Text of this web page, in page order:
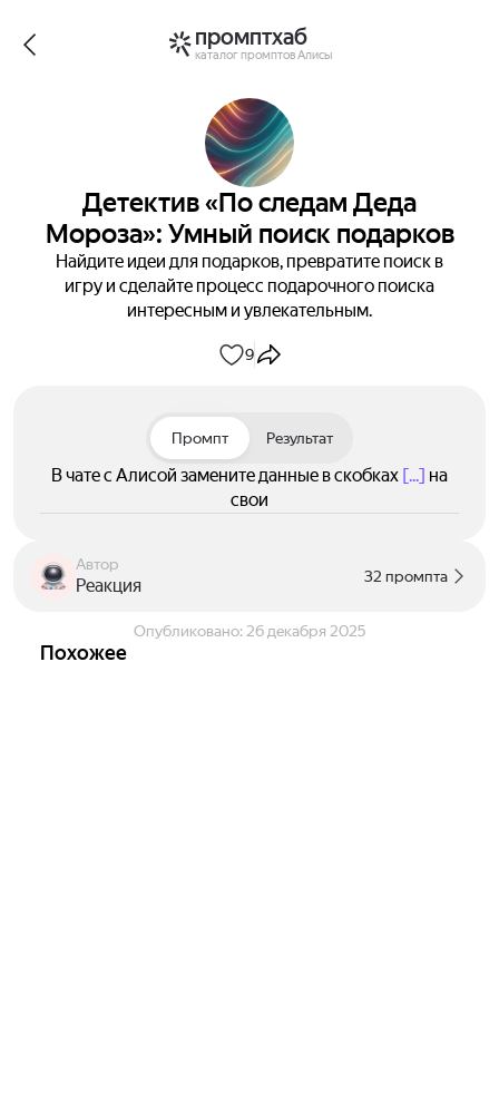
промптхаб
каталог промптов Алисы
Детектив «По следам Деда
Мороза»: Умный поиск подарков
Найдите идеи для подарков, превратите поиск в
игру и сделайте процесс подарочного поиска
интересным и увлекательным.
9
Промпт Результат
В чате с Алисой замените данные в скобках [...] на
свои
Автор
Реакция 32 промпта
Опубликовано: 26 декабря 2025
Похожее